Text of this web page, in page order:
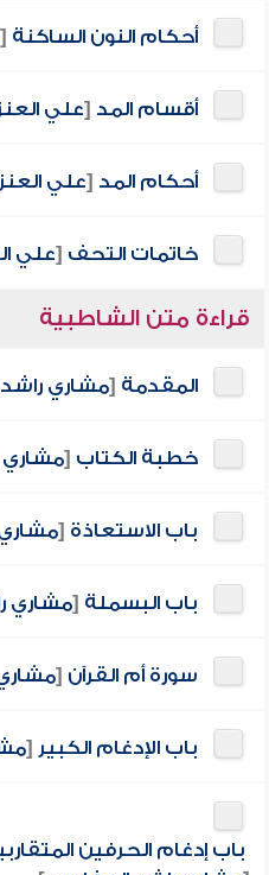
أحكام النون الساكنة [
أقسام المد [علي
أحكام المد [علي
خاتمات التحف [علي
قراءة متن الشاطبية
المقدمة [مشاري
خطبة الكتاب [مشاري
باب الاستعاذة [
باب البسملة [مشاري
سورة أم القرآن [
باب الإدغام الكبير [
باب إدغام الحرفين